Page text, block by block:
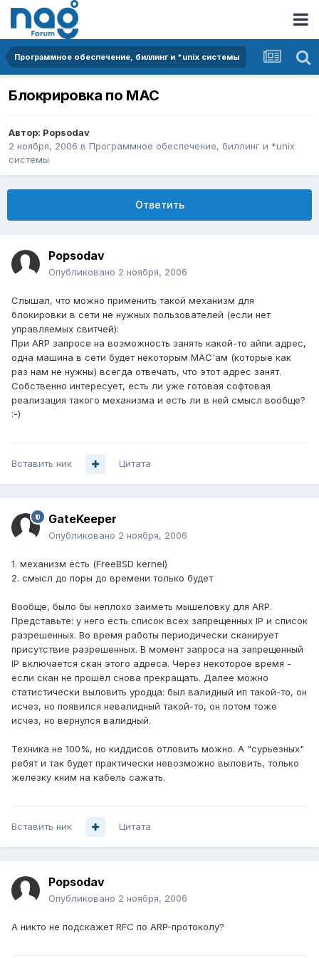
Программное обеспечение, биллинг и *unix системы
Блокрировка по MAC
Автор: Popsodav
2 ноября, 2006 в Программное обеспечение, биллинг и *unix
системы
Ответить
Popsodav
Опубликовано 2 ноября, 2006
Слышал, что можно применить такой механизм для
блокировки в сети не нужных пользователей (если нет
управляемых свитчей):
При ARP запросе на возможность занять какой-то айпи адрес,
одна машина в сети будет некоторым MAC'ам (которые как
раз нам не нужны) всегда отвечать, что этот адрес занят.
Собственно интересует, есть ли уже готовая софтовая
реализация такого механизма и есть ли в ней смысл вообще?
:-)
Вставить ник Цитата
GateKeeper
Опубликовано 2 ноября, 2006
1. механизм есть (FreeBSD kernel)
2. смысл до поры до времени только будет
Вообще, было бы неплохо заиметь мышеловку для ARP.
Представьте: у него есть список всех запрещенных IP и список
разрешенных. Во время работы периодически сканирует
присутствие разрешенных. В момент запроса на запрещенный
IP включается скан этого адреса. Через некоторое время -
если скан не прошёл снова прекращать. Далее можно
статистически выловить уродца: был валидный ип такой-то, он
исчез, но появился невалидный такой-то, он потом тоже
исчез, но вернулся валидный.
Техника не 100%, но киддисов отловить можно. А "сурьезных"
ребят и так будет практически невозможно выловить, только
железку кним на кабель сажать.
Вставить ник Цитата
Popsodav
Опубликовано 2 ноября, 2006
А никто не подскажет RFC по ARP-протоколу?